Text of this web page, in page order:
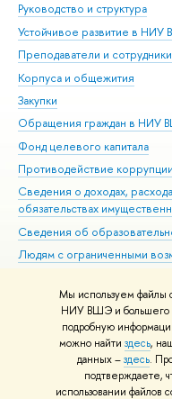
Мы используем файлы
НИУ ВШЭ и большего
подробную
можно найти здесь,
данных –здесь.
подтверждаете,
использовании
Руководство и структура
Устойчивое развитие в НИУ
Преподаватели и сотрудники
Корпуса и общежития
Закупки
Обращения граждан в НИУ
Фонд целевого капитала
Противодействие коррупции
Сведения о доходах,
обязательствах
Сведения об
Людям с ограниченными
Работа в Вышке
© НИУ ВШЭ 1993–2026